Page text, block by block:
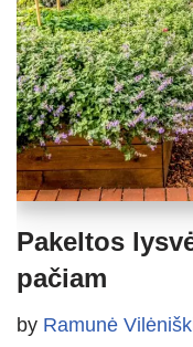
Pakeltos
pačiam
by Ramunė